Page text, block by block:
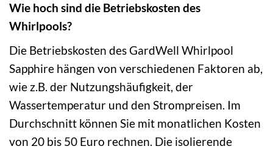
Wie hoch sind die Betriebskosten des
Whirlpools?
Die Betriebskosten des GardWell Whirlpool
Sapphire hängen von verschiedenen Faktoren ab,
wie z.B. der Nutzungshäufigkeit, der
Wassertemperatur und den Strompreisen. Im
Durchschnitt können Sie mit monatlichen Kosten
von 20 bis 50 Euro rechnen. Die isolierende